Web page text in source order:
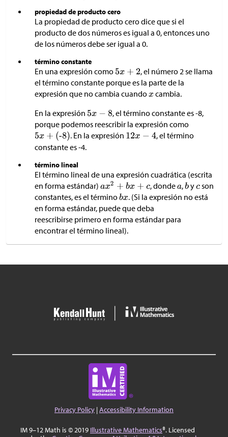
propiedad de producto cero
La propiedad de producto cero dice que si el
producto de dos números es igual a 0, entonces uno
de los números debe ser igual a 0.
término constante
En una expresión como
, el número 2 se llama
el término constante porque es la parte de la
expresión que no cambia cuando
cambia.
En la expresión
, el término constante es -8,
porque podemos reescribir la expresión como
. En la expresión
, el término
constante es -4.
término lineal
El término lineal de una expresión cuadrática (escrita
en forma estándar)
, donde , y son
constantes, es el término
. (Si la expresión no está
en forma estándar, puede que deba
reescribirse primero en forma estándar para
encontrar el término lineal).
Privacy Policy |Accessibility Information
IM 9–12 Math is © 2019 Illustrative Mathematics®. Licensed